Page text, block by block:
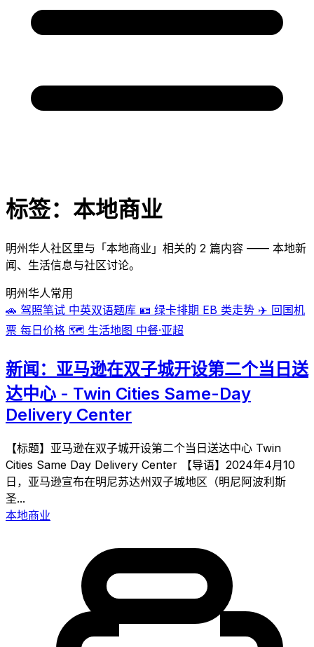
标签：本地商业
明州华人社区里与「本地商业」相关的 2 篇内容 —— 本地新
闻、生活信息与社区讨论。
明州华人常用
🚗 驾照笔试 中英双语题库 🪪 绿卡排期 EB 类走势 ✈️ 回国机
票 每日价格 🗺️ 生活地图 中餐·亚超
新闻：亚马逊在双子城开设第二个当日送
达中心 - Twin Cities Same-Day
Delivery Center
【标题】亚马逊在双子城开设第二个当日送达中心 Twin
Cities Same Day Delivery Center 【导语】2024年4月10
日，亚马逊宣布在明尼苏达州双子城地区（明尼阿波利斯
圣...
本地商业